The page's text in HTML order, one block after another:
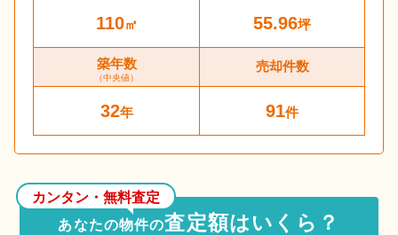
110㎡ 55.96坪
築年数
（中央値）
売却件数
32年 91件
カンタン・無料査定
あなたの物件の査定額はいくら？